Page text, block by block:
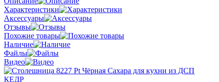
Характеристики
Аксессуары
Отзывы
Похожие товары
Наличие
Файлы
Видео